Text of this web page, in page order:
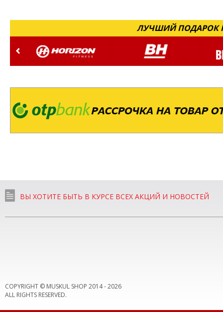
ЛУЧШИЙ ПОДАРОК
ВЫ ХОТИТЕ БЫТЬ В КУРСЕ ВСЕХ АКЦИЙ И НОВОСТЕЙ
COPYRIGHT © MUSKUL SHOP 2014 -2026
ALL RIGHTS RESERVED.